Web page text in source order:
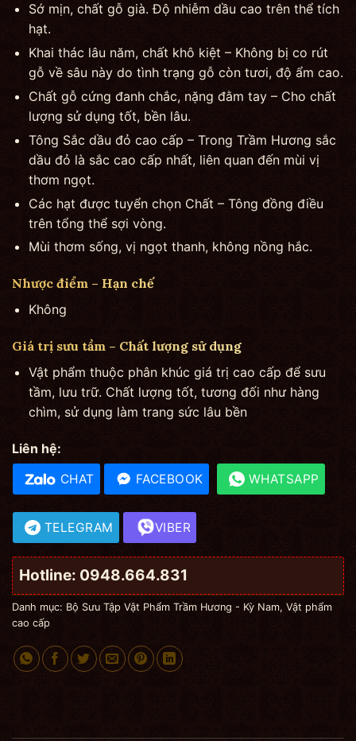
Sớ mịn, chất gỗ già. Độ nhiễm dầu cao trên thể tích
hạt.
Khai thác lâu năm, chất khô kiệt – Không bị co rút
gỗ về sâu này do tình trạng gỗ còn tươi, độ ẩm cao.
Chất gỗ cứng đanh chắc, nặng đằm tay – Cho chất
lượng sử dụng tốt, bền lâu.
Tông Sắc dầu đỏ cao cấp – Trong Trầm Hương sắc
dầu đỏ là sắc cao cấp nhất, liên quan đến mùi vị
thơm ngọt.
Các hạt được tuyển chọn Chất – Tông đồng điều
trên tổng thể sợi vòng.
Mùi thơm sống, vị ngọt thanh, không nồng hắc.
Nhược điểm – Hạn chế
Không
Giá trị sưu tầm – Chất lượng sử dụng
Vật phẩm thuộc phân khúc giá trị cao cấp để sưu
tầm, lưu trữ. Chất lượng tốt, tương đối như hàng
chìm, sử dụng làm trang sức lâu bền
Liên hệ:
CHAT FACEBOOK WHATSAPP
TELEGRAM VIBER
Hotline: 0948.664.831
Danh mục: Bộ Sưu Tập Vật Phẩm Trầm Hương - Kỳ Nam, Vật phẩm
cao cấp